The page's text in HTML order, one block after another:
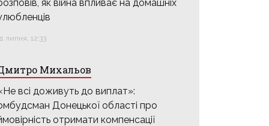
як війна впливає на домашніх
липня, 12:33
Михальов
всі доживуть до виплат»:
Донецької області про
отримати компенсації